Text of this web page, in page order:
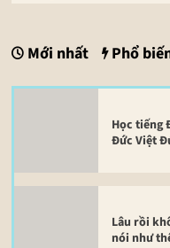
Mới nhất Phổ
Học tiếng
Đức Việt
Lâu rồi
nói như